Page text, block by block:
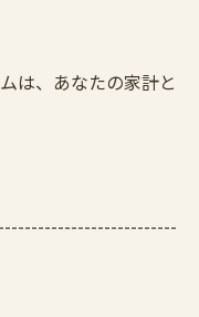
は、あなたの家計と